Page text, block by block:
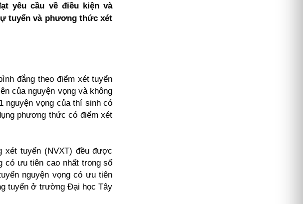
yêu cầu về điều kiện và
tuyển và phương thức xét
đẳng theo điểm xét tuyển
của nguyện vọng và không
nguyện vọng của thí sinh có
phương thức có điểm xét
tuyển (NVXT) đều được
có ưu tiên cao nhất trong số
nguyện vọng có ưu tiên
tuyển ở trường Đại học Tây